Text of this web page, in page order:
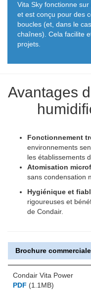
Vita Sky fonctionne
et est conçu pour des
boucles (et, dans le
chaînes). Cela facilite
projets.
Avantages
Fonctionnement
environnements
les établissements
Atomisation
sans condensation
Hygiénique et
rigoureuses et
de Condair.
Brochure commerciale
Condair Vita Power
PDF (1.1MB)